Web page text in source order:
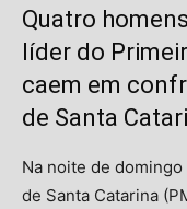
Quatro
líder do
caem em
de Santa
Na noite de
de Santa Catarina